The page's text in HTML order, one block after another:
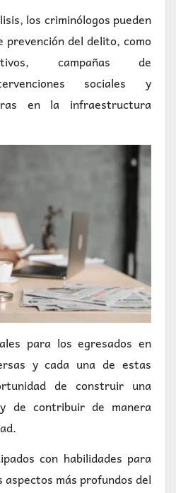
los criminólogos pueden
del delito, como
campañas de
sociales y
en la infraestructura
para los egresados en
y cada una de estas
de construir una
de contribuir de manera
con habilidades para
más profundos del